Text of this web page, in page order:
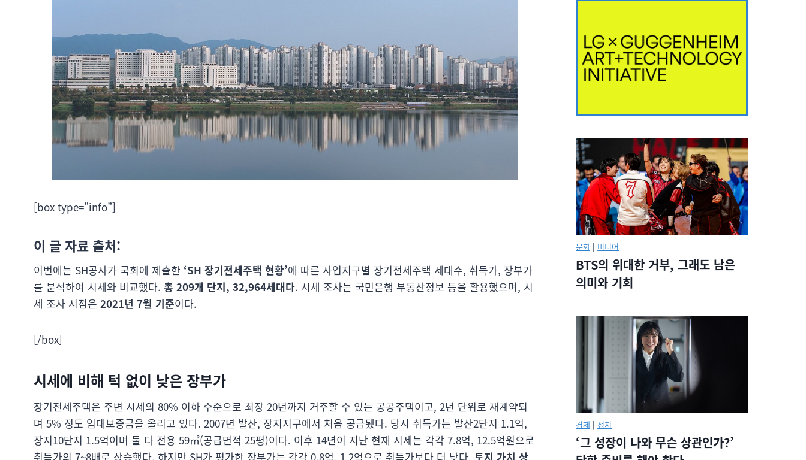
[box type=”info”]
이 글 자료 출처:
이번에는 SH공사가 국회에 제출한 ‘SH 장기전세주택 현황’에 따른 사업지구별 장기전세주택 세대수, 취득가, 장부가
를 분석하여 시세와 비교했다. 총 209개 단지, 32,964세대다. 시세 조사는 국민은행 부동산정보 등을 활용했으며, 시
세 조사 시점은 2021년 7월 기준이다.
[/box]
시세에 비해 턱 없이 낮은 장부가
장기전세주택은 주변 시세의 80% 이하 수준으로 최장 20년까지 거주할 수 있는 공공주택이고, 2년 단위로 재계약되
며 5% 정도 임대보증금을 올리고 있다. 2007년 발산, 장지지구에서 처음 공급됐다. 당시 취득가는 발산2단지 1.1억,
장지10단지 1.5억이며 둘 다 전용 59㎡(공급면적 25평)이다. 이후 14년이 지난 현재 시세는 각각 7.8억, 12.5억원으로
취득가의 7~8배로 상승했다. 하지만 SH가 평가한 장부가는 각각 0.8억, 1.2억으로 취득가보다 더 낮다. 토지 가치 상
문화 | 미디어
BTS의 위대한 거부, 그래도 남은
의미와 기회
경제 | 정치
‘그 성장이 나와 무슨 상관인가?’